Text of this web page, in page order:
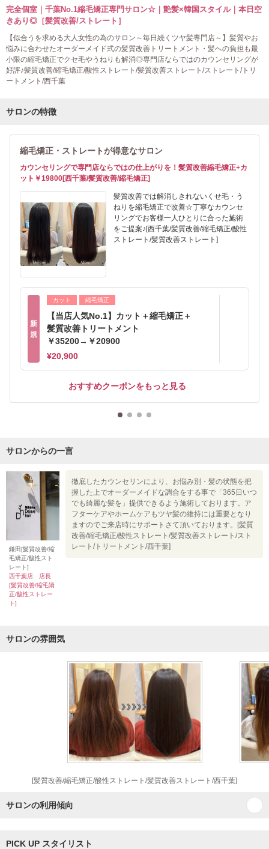
完全個室｜千葉No.1縮毛矯正専門サロン☆｜艶髪×韓国スタイル｜本日空
きあり◎［髪質改善/ストレート］
【似合うを求める大人女性の為のサロン～毎日続くツヤ髪専門店～】髪質やお
悩みに合わせたオーダーメイド式の髪質改善トリートメント・髪への負担も最
小限の縮毛矯正でクセ毛やうねりも解消◎専門店ならではのカウンセリングが
好評♪髪質改善/縮毛矯正/酸性ストレート/髪質改善ストレート/ストレート/トリ
ートメント/西千葉
サロンの特徴
縮毛矯正・ストレートが得意なサロン
カウンセリングで専門店ならではの仕上がりを！髪質改善縮毛矯正+カ
ット￥19800[西千葉/髪質改善/縮毛矯正]
髪質改善では解消しきれないくせ毛・う
ねりを縮毛矯正で改善☆丁寧なカウンセ
リングでお客様一人ひとりに合った施術
をご提案♪[西千葉/髪質改善/縮毛矯正/酸性
ストレート/髪質改善ストレート]
新
規
カット 縮毛矯正
【当店人気No.1】カット＋縮毛矯正＋
髪質改善トリートメント
￥35200→￥20900
¥20,900
おすすめクーポンをもっと見る
サロンからの一言
鎌田[髪質改善/縮
毛矯正/酸性スト
レート]
西千葉店 店長
[髪質改善/縮毛矯
正/酸性ストレー
ト]
徹底したカウンセリンにより、お悩み別・髪の状態を把
握した上でオーダーメイドな調合をする事で「365日いつ
でも綺麗な髪を」提供できるよう施術しております。ア
フターケアやホームケアもツヤ髪の維持には重要となり
ますのでご来店時にサポートさて頂いております。[髪質
改善/縮毛矯正/酸性ストレート/髪質改善ストレート/スト
レート/トリートメント/西千葉]
サロンの雰囲気
[髪質改善/縮毛矯正/酸性ストレート/髪質改善ストレート/西千葉]
サロンの利用傾向
PICK UP スタイリスト